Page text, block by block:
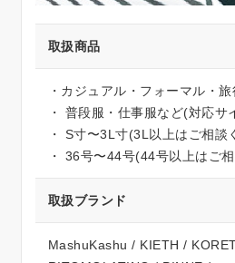
お問合
オンライン
取扱商品
・カジュアル・フォーマル・旅
・ 普段服・仕事服など(対応サ
・ S寸〜3L寸(3L以上はご相談
・ 36号〜44号(44号以上はご
取扱ブランド
MashuKashu / KIETH /